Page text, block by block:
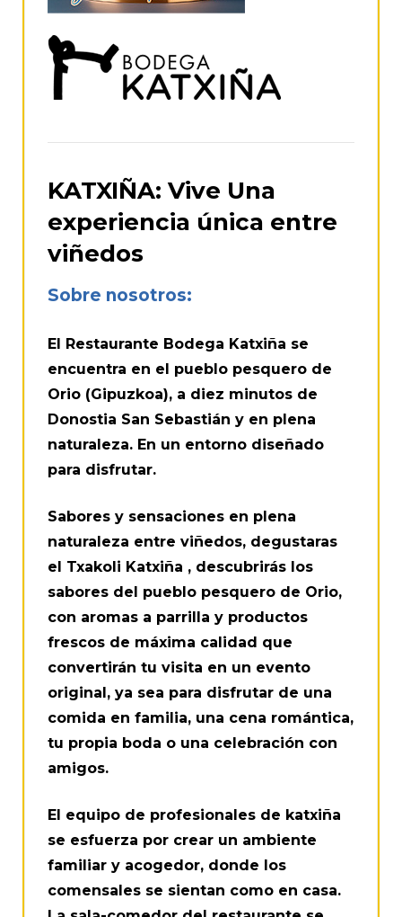
KATXIÑA: Vive Una
experiencia única entre
viñedos
Sobre nosotros:
El Restaurante Bodega Katxiña se
encuentra en el pueblo pesquero de
Orio (Gipuzkoa), a diez minutos de
Donostia San Sebastián y en plena
naturaleza. En un entorno diseñado
para disfrutar.
Sabores y sensaciones en plena
naturaleza entre viñedos, degustaras
el Txakoli Katxiña , descubrirás los
sabores del pueblo pesquero de Orio,
con aromas a parrilla y productos
frescos de máxima calidad que
convertirán tu visita en un evento
original, ya sea para disfrutar de una
comida en familia, una cena romántica,
tu propia boda o una celebración con
amigos.
El equipo de profesionales de katxiña
se esfuerza por crear un ambiente
familiar y acogedor, donde los
comensales se sientan como en casa.